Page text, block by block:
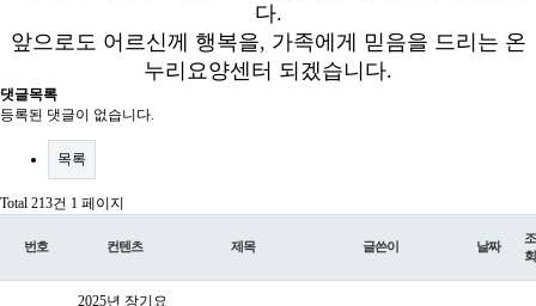
다.
앞으로도 어르신께 행복을, 가족에게 믿음을 드리는 온
누리요양센터 되겠습니다.
댓글목록
등록된 댓글이 없습니다.
목록
Total 213건 1 페이지
번호 컨텐츠 제목 글쓴이 날짜
조
회
2025년 장기요